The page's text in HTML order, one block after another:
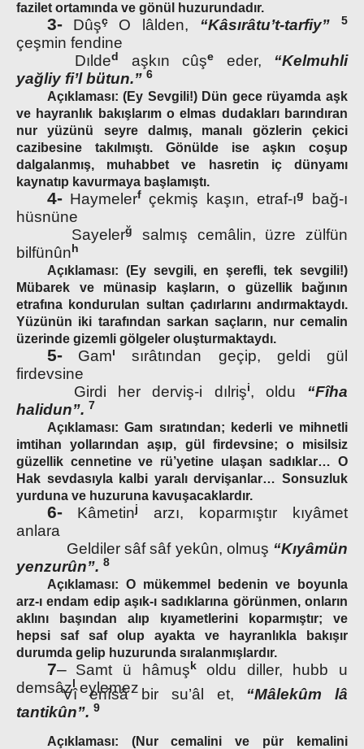
fazilet ortamında ve gönül huzurundadır.
3- DûşçO lâlden, “Kâsırâtu’t-tarfiy” 5
çeşmin fendine
Dılded aşkın cûşe eder, “Kelmuhli
yağliy fi’l bütun.” 6
Açıklaması: (Ey Sevgili!) Dün gece rüyamda aşk
ve hayranlık bakışlarım o elmas dudakları barındıran
nur yüzünü seyre dalmış, manalı gözlerin çekici
cazibesine takılmıştı. Gönülde ise aşkın coşup
dalgalanmış, muhabbet ve hasretin iç dünyamı
kaynatıp kavurmaya başlamıştı.
4- Haymelerfçekmiş kaşın, etraf-ıg
bağ-ı
hüsnüne
Sayelerğ
salmış cemâlin, üzre zülfün
bilfünûnh
Açıklaması: (Ey sevgili, en şerefli, tek sevgili!)
Mübarek ve münasip kaşların, o güzellik bağının
etrafına kondurulan sultan çadırlarını andırmaktaydı.
Yüzünün iki tarafından sarkan saçların, nur cemalin
üzerinde gizemli gölgeler oluşturmaktaydı.
5- Gamı
sırâtından geçip, geldi gül
firdevsine
Girdi her derviş-i dılrişi, oldu “Fîha
halidun”. 7
Açıklaması: Gam sıratından; kederli ve mihnetli
imtihan yollarından aşıp, gül firdevsine; o misilsiz
güzellik cennetine ve rü’yetine ulaşan sadıklar… O
Hak sevdasıyla kalbi yaralı dervişanlar… Sonsuzluk
yurduna ve huzuruna kavuşacaklardır.
6- Kâmetinj
arzı, koparmıştır kıyâmet
anlara
Geldiler sâf sâf yekûn, olmuş “Kıyâmün
yenzurûn”. 8
Açıklaması: O mükemmel bedenin ve boyunla
arz-ı endam edip aşık-ı sadıklarına görünmen, onların
aklını başından alıp kıyametlerini koparmıştır; ve
hepsi saf saf olup ayakta ve hayranlıkla bakışır
durumda gelip huzurunda sıralanmışlardır.
7– Samt ü hâmuşkoldu diller, hubb u
demsâzleylemez
Vî enîsâ bir su’âl et, “Mâlekûm lâ
tantikûn”. 9
Açıklaması: (Nur cemalini ve pür kemalini